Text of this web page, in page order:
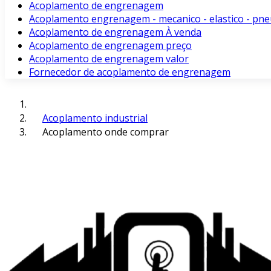
Acoplamento de engrenagem
Acoplamento engrenagem - mecanico - elastico -
Acoplamento de engrenagem À venda
Acoplamento de engrenagem preço
Acoplamento de engrenagem valor
Fornecedor de acoplamento de engrenagem
Acoplamento industrial
Acoplamento onde comprar